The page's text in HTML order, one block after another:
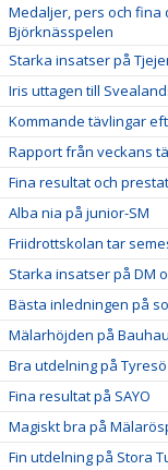
Medaljer, pers och fina
Björknässpelen
Starka insatser på
Iris uttagen till
Kommande tävlingar
Rapport från veckans
Fina resultat och
Alba nia på junior-SM
Friidrottskolan tar
Starka insatser på DM
Bästa inledningen på
Mälarhöjden på
Bra utdelning på
Fina resultat på SAYO
Magiskt bra på
Fin utdelning på Stora